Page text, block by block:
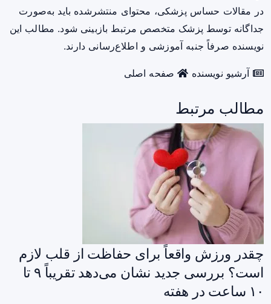
در مقالات حساس پزشکی، محتوای منتشرشده باید به‌صورت
جداگانه توسط پزشک متخصص مرتبط بازبینی شود. مطالب این
نویسنده صرفاً جنبه آموزشی و اطلاع‌رسانی دارند.
آرشیو نویسنده صفحه اصلی
مطالب مرتبط
چقدر ورزش واقعاً برای حفاظت از قلب لازم
است؟ بررسی جدید نشان می‌دهد تقریباً ۹ تا
۱۰ ساعت در هفته